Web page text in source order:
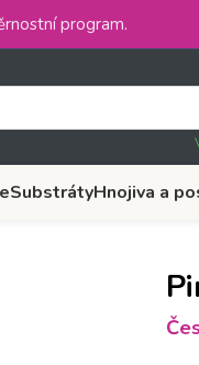
program.
SubstrátyHnojiva a